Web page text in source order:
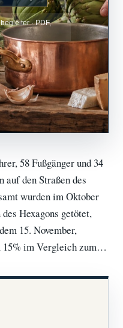
· PDF,
58 Fußgänger und 34
auf den Straßen des
wurden im Oktober
Hexagons getötet,
15. November,
15% im Vergleich zum…